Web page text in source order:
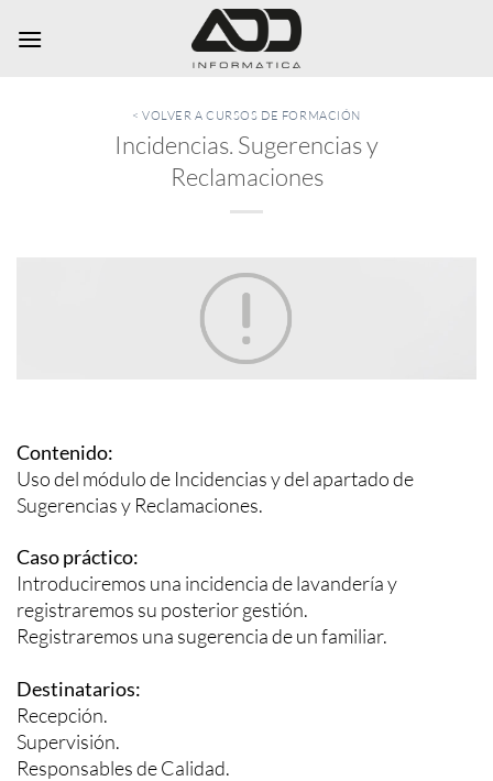
< VOLVER A CURSOS DE FORMACIÓN
Incidencias. Sugerencias y
Reclamaciones
Contenido:
Uso del módulo de Incidencias y del apartado de
Sugerencias y Reclamaciones.
Caso práctico:
Introduciremos una incidencia de lavandería y
registraremos su posterior gestión.
Registraremos una sugerencia de un familiar.
Destinatarios:
Recepción.
Supervisión.
Responsables de Calidad.